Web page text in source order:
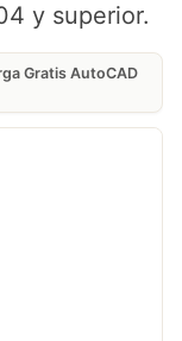
y superior.
Gratis AutoCAD